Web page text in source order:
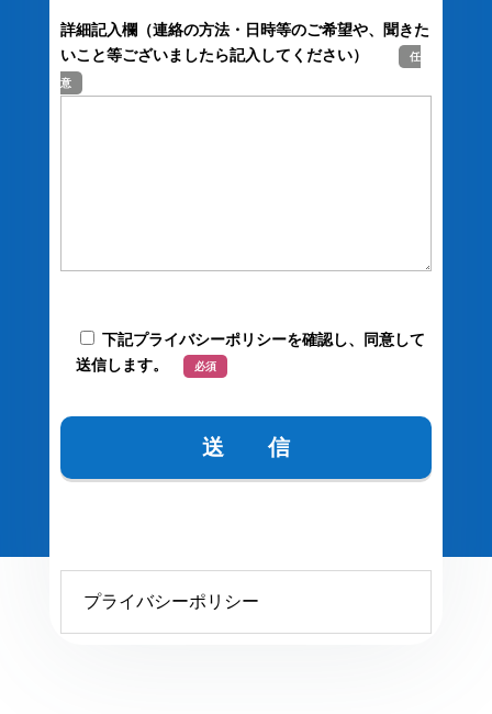
詳細記入欄（連絡の方法・日時等のご希望や、聞きた
いこと等ございましたら記入してください）
任
意
下記プライバシーポリシーを確認し、同意して
送信します。
必須
プライバシーポリシー